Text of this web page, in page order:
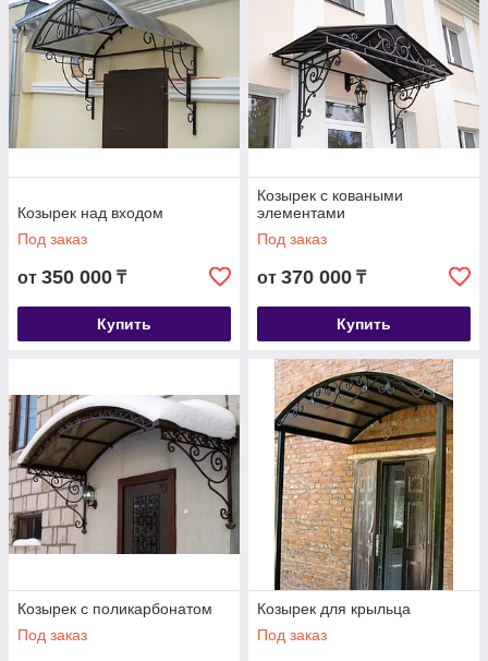
Козырек над входом
Под заказ
от 350 000 ₸
Купить
Козырек с коваными
элементами
Под заказ
от 370 000 ₸
Купить
Козырек с поликарбонатом
Под заказ
Козырек для крыльца
Под заказ